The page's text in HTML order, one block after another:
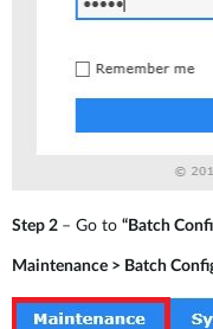
Step 2 – Go to “Batch
Maintenance > Batch